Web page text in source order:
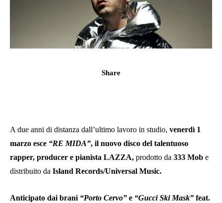
Share
A due anni di distanza dall’ultimo lavoro in studio, venerdì 1
marzo esce “RE MIDA”, il nuovo disco del talentuoso
rapper, producer e pianista LAZZA, prodotto da 333 Mob e
distribuito da Island Records/Universal Music.
Anticipato dai brani “Porto Cervo” e “Gucci Ski Mask” feat.